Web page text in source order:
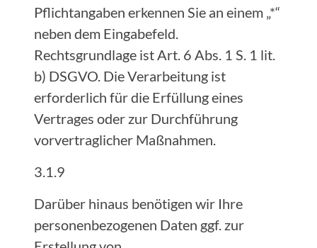
Pflichtangaben erkennen Sie an einem „*“
neben dem Eingabefeld.
Rechtsgrundlage ist Art. 6 Abs. 1 S. 1 lit.
b) DSGVO. Die Verarbeitung ist
erforderlich für die Erfüllung eines
Vertrages oder zur Durchführung
vorvertraglicher Maßnahmen.
3.1.9
Darüber hinaus benötigen wir Ihre
personenbezogenen Daten ggf. zur